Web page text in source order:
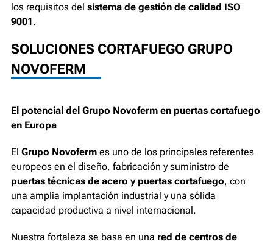
los requisitos del sistema de gestión de calidad ISO
9001.
SOLUCIONES CORTAFUEGO GRUPO
NOVOFERM
El potencial del Grupo Novoferm en puertas cortafuego
en Europa
El Grupo Novoferm es uno de los principales referentes
europeos en el diseño, fabricación y suministro de
puertas técnicas de acero y puertas cortafuego, con
una amplia implantación industrial y una sólida
capacidad productiva a nivel internacional.
Nuestra fortaleza se basa en una red de centros de